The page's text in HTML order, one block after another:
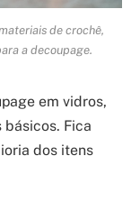
de crochê,
a decoupage.
em vidros,
Fica
dos itens